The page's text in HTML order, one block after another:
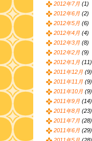
2012年7月 (1)
2012年6月 (2)
2012年5月 (6)
2012年4月 (4)
2012年3月 (8)
2012年2月 (9)
2012年1月 (11)
2011年12月 (9)
2011年11月 (9)
2011年10月 (9)
2011年9月 (14)
2011年8月 (23)
2011年7月 (28)
2011年6月 (29)